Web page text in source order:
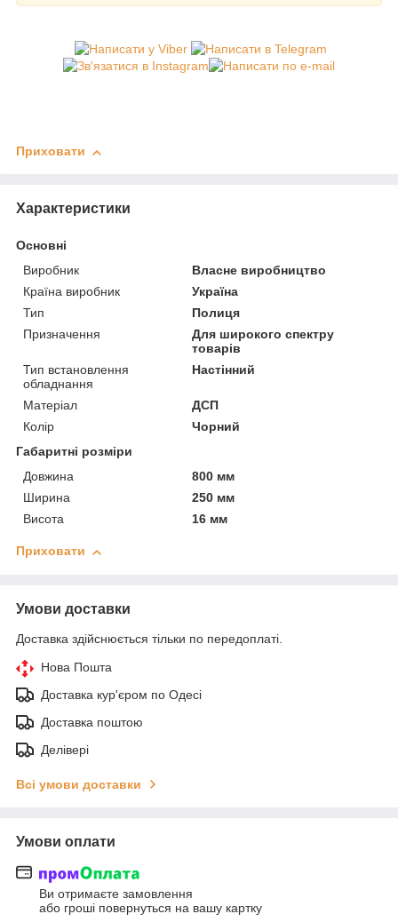
Приховати
Характеристики
Основні
Виробник
Власне виробництво
Країна виробник
Україна
Тип
Полиця
Призначення
Для широкого спектру
товарів
Тип встановлення
обладнання
Настінний
Матеріал
ДСП
Колір
Чорний
Габаритні розміри
Довжина
800 мм
Ширина
250 мм
Висота
16 мм
Приховати
Умови доставки
Доставка здійснюється тільки по передоплаті.
Нова Пошта
Доставка кур'єром по Одесі
Доставка поштою
Делівері
Всі умови доставки
Умови оплати
Ви отримаєте замовлення
або гроші повернуться на вашу картку